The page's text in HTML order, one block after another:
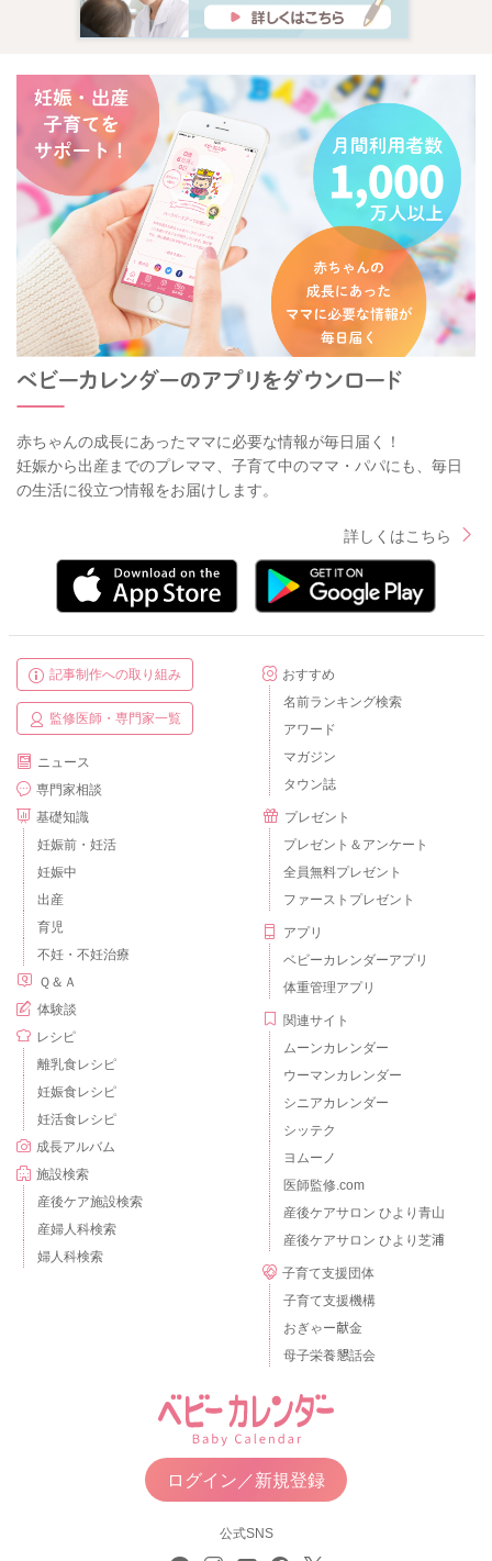
赤ちゃんの成長にあったママに必要な情報が毎日届く！
妊娠から出産までのプレママ、子育て中のママ・パパにも、毎日
の生活に役立つ情報をお届けします。
詳しくはこちら
記事制作への取り組み
監修医師・専門家一覧
ニュース
専門家相談
基礎知識
妊娠前・妊活
妊娠中
出産
育児
不妊・不妊治療
Ｑ＆Ａ
体験談
レシピ
離乳食レシピ
妊娠食レシピ
妊活食レシピ
成長アルバム
施設検索
産後ケア施設検索
産婦人科検索
婦人科検索
おすすめ
名前ランキング検索
アワード
マガジン
タウン誌
プレゼント
プレゼント＆アンケート
全員無料プレゼント
ファーストプレゼント
アプリ
ベビーカレンダーアプリ
体重管理アプリ
関連サイト
ムーンカレンダー
ウーマンカレンダー
シニアカレンダー
シッテク
ヨムーノ
医師監修.com
産後ケアサロン ひより青山
産後ケアサロン ひより芝浦
子育て支援団体
子育て支援機構
おぎゃー献金
母子栄養懇話会
ログイン／新規登録
公式SNS